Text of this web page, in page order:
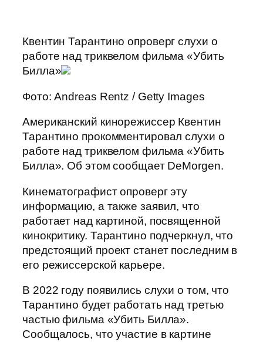
Квентин Тарантино опроверг слухи о
работе над триквелом фильма «Убить
Билла»
Фото: Andreas Rentz / Getty Images
Американский кинорежиссер Квентин
Тарантино прокомментировал слухи о
работе над триквелом фильма «Убить
Билла». Об этом сообщает DeMorgen.
Кинематографист опроверг эту
информацию, а также заявил, что
работает над картиной, посвященной
кинокритику. Тарантино подчеркнул, что
предстоящий проект станет последним в
его режиссерской карьере.
В 2022 году появились слухи о том, что
Тарантино будет работать над третью
частью фильма «Убить Билла».
Сообщалось, что участие в картине